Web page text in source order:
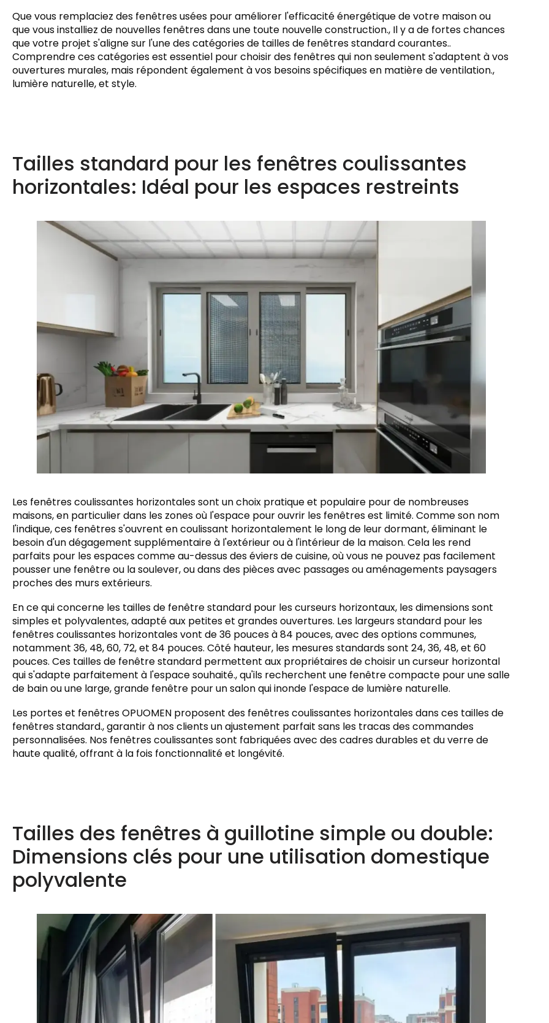
Que vous remplaciez des fenêtres usées pour améliorer l'efficacité énergétique de votre maison ou
que vous installiez de nouvelles fenêtres dans une toute nouvelle construction., Il y a de fortes chances
que votre projet s'aligne sur l'une des catégories de tailles de fenêtres standard courantes..
Comprendre ces catégories est essentiel pour choisir des fenêtres qui non seulement s'adaptent à vos
ouvertures murales, mais répondent également à vos besoins spécifiques en matière de ventilation.,
lumière naturelle, et style.
Tailles standard pour les fenêtres coulissantes
horizontales: Idéal pour les espaces restreints
Les fenêtres coulissantes horizontales sont un choix pratique et populaire pour de nombreuses
maisons, en particulier dans les zones où l'espace pour ouvrir les fenêtres est limité. Comme son nom
l'indique, ces fenêtres s'ouvrent en coulissant horizontalement le long de leur dormant, éliminant le
besoin d'un dégagement supplémentaire à l'extérieur ou à l'intérieur de la maison. Cela les rend
parfaits pour les espaces comme au-dessus des éviers de cuisine, où vous ne pouvez pas facilement
pousser une fenêtre ou la soulever, ou dans des pièces avec passages ou aménagements paysagers
proches des murs extérieurs.
En ce qui concerne les tailles de fenêtre standard pour les curseurs horizontaux, les dimensions sont
simples et polyvalentes, adapté aux petites et grandes ouvertures. Les largeurs standard pour les
fenêtres coulissantes horizontales vont de 36 pouces à 84 pouces, avec des options communes,
notamment 36, 48, 60, 72, et 84 pouces. Côté hauteur, les mesures standards sont 24, 36, 48, et 60
pouces. Ces tailles de fenêtre standard permettent aux propriétaires de choisir un curseur horizontal
qui s'adapte parfaitement à l'espace souhaité., qu'ils recherchent une fenêtre compacte pour une salle
de bain ou une large, grande fenêtre pour un salon qui inonde l'espace de lumière naturelle.
Les portes et fenêtres OPUOMEN proposent des fenêtres coulissantes horizontales dans ces tailles de
fenêtres standard., garantir à nos clients un ajustement parfait sans les tracas des commandes
personnalisées. Nos fenêtres coulissantes sont fabriquées avec des cadres durables et du verre de
haute qualité, offrant à la fois fonctionnalité et longévité.
Tailles des fenêtres à guillotine simple ou double:
Dimensions clés pour une utilisation domestique
polyvalente